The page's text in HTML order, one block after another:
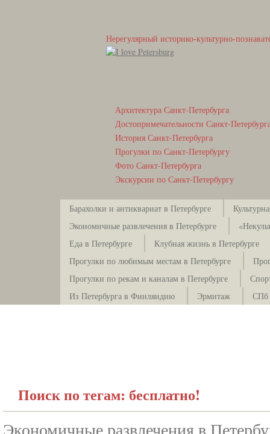
Нерегулярный историко-культурно-
Архитектура Санкт-Петербурга
Достопримечательности Санкт-
История Санкт-Петербурга
Прогулки по Санкт-Петербургу
Фото Санкт-Петербурга
Экскурсии по Санкт-Петербургу
Барахолки и антиквариат в Петербурге
Экономичные развлечения в Петербурге
Еда в Петербурге
Клубная жизнь в Петербурге
Прогулки по любимым местам в Петербурге
Прогулки по рекам и каналам в Петербурге
Из Петербурга в Финляндию
Эрмитаж СПб
Поиск по тегам: бесплатно!
Экономичные развлечения в